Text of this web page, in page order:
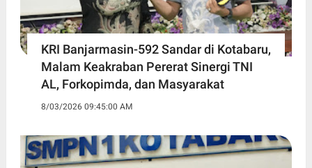
KRI Banjarmasin-592 Sandar di Kotabaru,
Malam Keakraban Pererat Sinergi TNI
AL, Forkopimda, dan Masyarakat
8/03/2026 09:45:00 AM